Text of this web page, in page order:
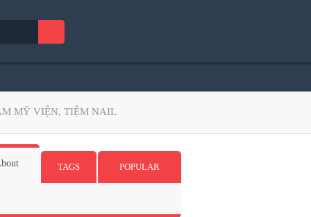
MỸ VIỆN, TIỆM NAIL
TAGS POPULAR